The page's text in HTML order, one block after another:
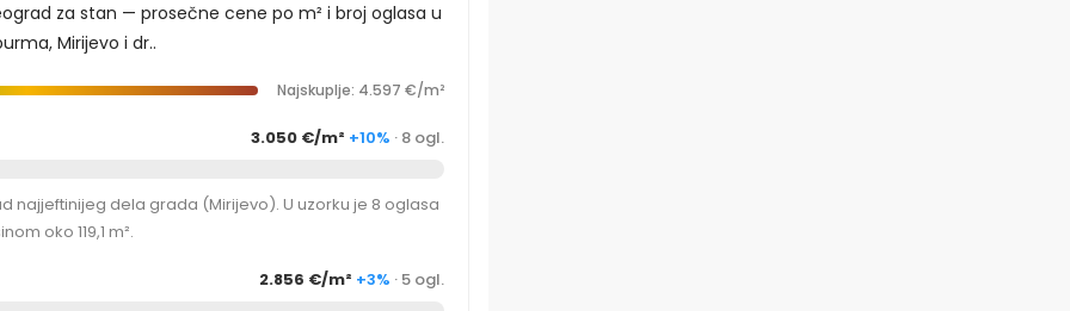
za stan — prosečne cene po m² i broj oglasa u
Mirijevo i dr..
Najskuplje: 4.597 €/m²
3.050 €/m² +10% · 8 ogl.
najjeftinijeg dela grada (Mirijevo). U uzorku je 8 oglasa
oko 119,1 m².
2.856 €/m² +3% · 5 ogl.